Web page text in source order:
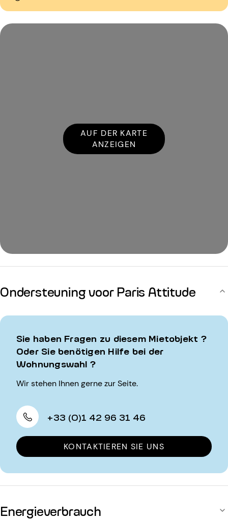
AUF DER KARTE
ANZEIGEN
Ondersteuning voor Paris Attitude
Sie haben Fragen zu diesem Mietobjekt ?
Oder Sie benötigen Hilfe bei der
Wohnungswahl ?
Wir stehen Ihnen gerne zur Seite.
+33 (0)1 42 96 31 46
KONTAKTIEREN SIE UNS
Energieverbrauch